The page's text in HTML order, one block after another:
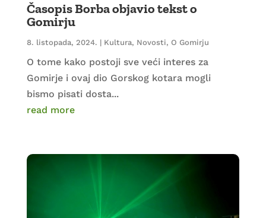
Časopis Borba objavio tekst o
Gomirju
8. listopada, 2024. | Kultura, Novosti, O Gomirju
O tome kako postoji sve veći interes za
Gomirje i ovaj dio Gorskog kotara mogli
bismo pisati dosta...
read more